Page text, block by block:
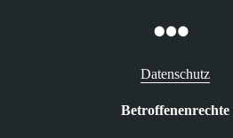
Datenschutz
Betroffenenrechte